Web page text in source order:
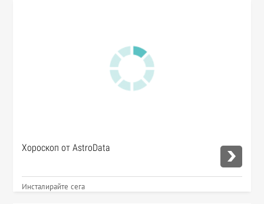
Хороскоп от AstroData
Инсталирайте сега